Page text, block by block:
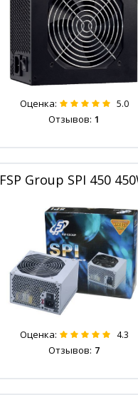
Оценка: 5.0
Отзывов: 1
FSP Group SPI 450
Оценка: 4.3
Отзывов: 7